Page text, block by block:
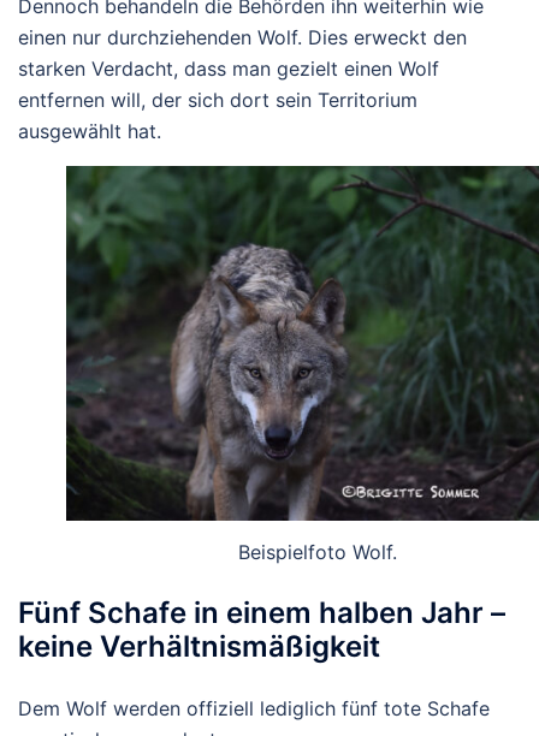
Dennoch behandeln die Behörden ihn weiterhin wie
einen nur durchziehenden Wolf. Dies erweckt den
starken Verdacht, dass man gezielt einen Wolf
entfernen will, der sich dort sein Territorium
ausgewählt hat.
Beispielfoto Wolf.
Fünf Schafe in einem halben Jahr –
keine Verhältnismäßigkeit
Dem Wolf werden offiziell lediglich fünf tote Schafe